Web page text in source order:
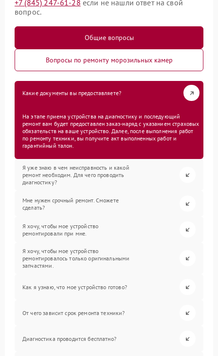
+7 (845) 247-61-28 если не нашли ответ на свой
вопрос.
Общие вопросы
Вопросы по ремонту морозильных камер
Какие документы вы предоставляете?
На этапе приема устройства на диагностику и последующий
ремонт вам будет предоставлен заказ-наряд с указанием страховых
обязательств на ваше устройство. Далее, после выполнения работ
по ремонту техники, вы получите акт выполненных работ и
гарантийный талон.
Я уже знаю в чем неисправность и какой
ремонт необходим. Для чего проводить
диагностику?
Мне нужен срочный ремонт. Сможете
сделать?
Я хочу, чтобы мое устройство
ремонтировали при мне.
Я хочу, чтобы мое устройство
ремонтировалось только оригинальными
запчастями.
Как я узнаю, что мое устройство готово?
От чего зависит срок ремонта техники?
Диагностика проводится бесплатно?